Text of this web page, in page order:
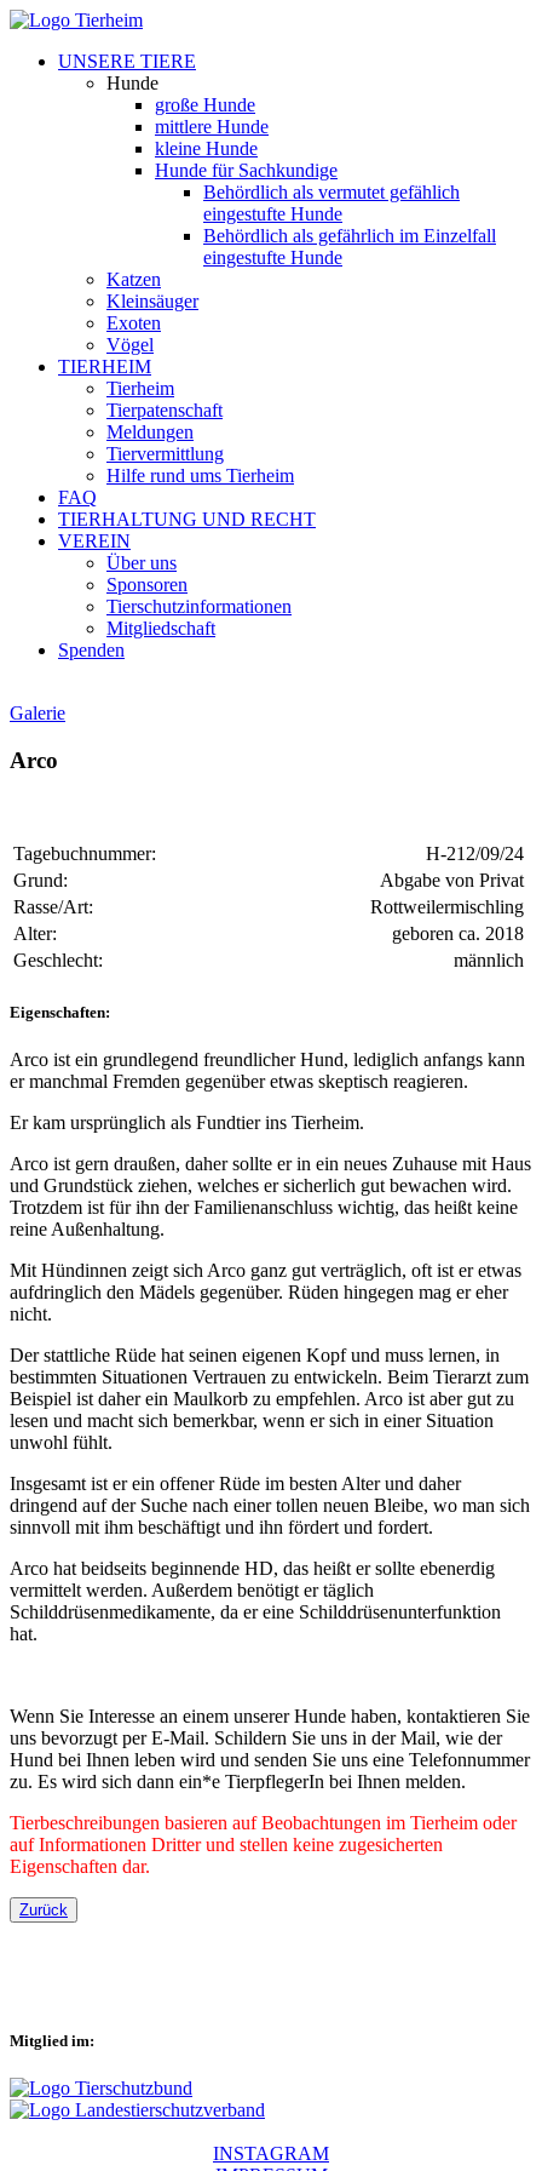
UNSERE TIERE
Hunde
große Hunde
mittlere Hunde
kleine Hunde
Hunde für Sachkundige
Behördlich als vermutet gefählich
eingestufte Hunde
Behördlich als gefährlich im Einzelfall
eingestufte Hunde
Katzen
Kleinsäuger
Exoten
Vögel
TIERHEIM
Tierheim
Tierpatenschaft
Meldungen
Tiervermittlung
Hilfe rund ums Tierheim
FAQ
TIERHALTUNG UND RECHT
VEREIN
Über uns
Sponsoren
Tierschutzinformationen
Mitgliedschaft
Spenden
Galerie
Arco
Tagebuchnummer:
H-212/09/24
Grund:
Abgabe von Privat
Rasse/Art:
Rottweilermischling
Alter:
geboren ca. 2018
Geschlecht:
männlich
Eigenschaften:
Arco ist ein grundlegend freundlicher Hund, lediglich anfangs kann
er manchmal Fremden gegenüber etwas skeptisch reagieren.
Er kam ursprünglich als Fundtier ins Tierheim.
Arco ist gern draußen, daher sollte er in ein neues Zuhause mit Haus
und Grundstück ziehen, welches er sicherlich gut bewachen wird.
Trotzdem ist für ihn der Familienanschluss wichtig, das heißt keine
reine Außenhaltung.
Mit Hündinnen zeigt sich Arco ganz gut verträglich, oft ist er etwas
aufdringlich den Mädels gegenüber. Rüden hingegen mag er eher
nicht.
Der stattliche Rüde hat seinen eigenen Kopf und muss lernen, in
bestimmten Situationen Vertrauen zu entwickeln. Beim Tierarzt zum
Beispiel ist daher ein Maulkorb zu empfehlen. Arco ist aber gut zu
lesen und macht sich bemerkbar, wenn er sich in einer Situation
unwohl fühlt.
Insgesamt ist er ein offener Rüde im besten Alter und daher
dringend auf der Suche nach einer tollen neuen Bleibe, wo man sich
sinnvoll mit ihm beschäftigt und ihn fördert und fordert.
Arco hat beidseits beginnende HD, das heißt er sollte ebenerdig
vermittelt werden. Außerdem benötigt er täglich
Schilddrüsenmedikamente, da er eine Schilddrüsenunterfunktion
hat.
Wenn Sie Interesse an einem unserer Hunde haben, kontaktieren Sie
uns bevorzugt per E-Mail. Schildern Sie uns in der Mail, wie der
Hund bei Ihnen leben wird und senden Sie uns eine Telefonnummer
zu. Es wird sich dann ein*e TierpflegerIn bei Ihnen melden.
Tierbeschreibungen basieren auf Beobachtungen im Tierheim oder
auf Informationen Dritter und stellen keine zugesicherten
Eigenschaften dar.
Zurück
Mitglied im:
INSTAGRAM